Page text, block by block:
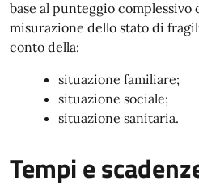
base al punteggio complessivo
misurazione dello stato di
conto della:
situazione familiare;
situazione sociale;
situazione sanitaria.
Tempi e